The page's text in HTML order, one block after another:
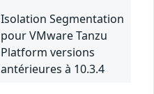
Isolation Segmentation
pour VMware Tanzu
Platform versions
antérieures à 10.3.4